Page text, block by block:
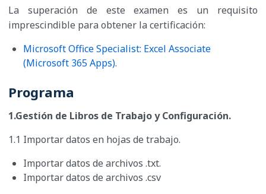
La superación de este examen es un requisito
imprescindible para obtener la certificación:
Microsoft Office Specialist: Excel Associate
(Microsoft 365 Apps).
Programa
1.Gestión de Libros de Trabajo y Configuración.
1.1 Importar datos en hojas de trabajo.
Importar datos de archivos .txt.
Importar datos de archivos .csv